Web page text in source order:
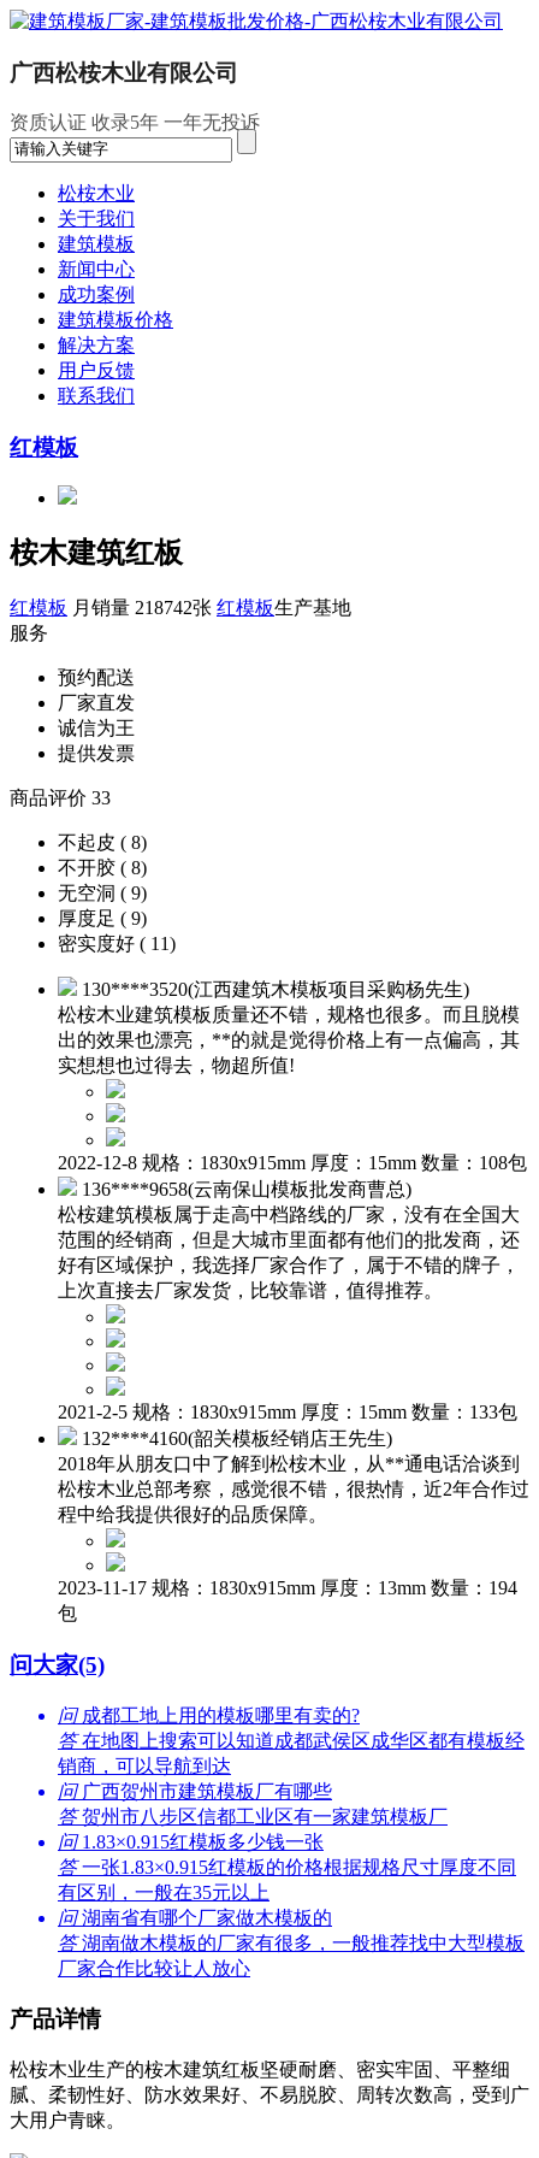
广西松桉木业有限公司
资质认证 收录5年 一年无投诉
松桉木业
关于我们
建筑模板
新闻中心
成功案例
建筑模板价格
解决方案
用户反馈
联系我们
红模板
桉木建筑红板
红模板 月销量 218742张 红模板生产基地
服务
预约配送
厂家直发
诚信为王
提供发票
商品评价 33
不起皮 ( 8)
不开胶 ( 8)
无空洞 ( 9)
厚度足 ( 9)
密实度好 ( 11)
130****3520(江西建筑木模板项目采购杨先生)
松桉木业建筑模板质量还不错，规格也很多。而且脱模
出的效果也漂亮，**的就是觉得价格上有一点偏高，其
实想想也过得去，物超所值!
2022-12-8 规格：1830x915mm 厚度：15mm 数量：108包
136****9658(云南保山模板批发商曹总)
松桉建筑模板属于走高中档路线的厂家，没有在全国大
范围的经销商，但是大城市里面都有他们的批发商，还
好有区域保护，我选择厂家合作了，属于不错的牌子，
上次直接去厂家发货，比较靠谱，值得推荐。
2021-2-5 规格：1830x915mm 厚度：15mm 数量：133包
132****4160(韶关模板经销店王先生)
2018年从朋友口中了解到松桉木业，从**通电话洽谈到
松桉木业总部考察，感觉很不错，很热情，近2年合作过
程中给我提供很好的品质保障。
2023-11-17 规格：1830x915mm 厚度：13mm 数量：194
包
问大家(5)
问 成都工地上用的模板哪里有卖的?
答 在地图上搜索可以知道成都武侯区成华区都有模板经
销商，可以导航到达
问 广西贺州市建筑模板厂有哪些
答 贺州市八步区信都工业区有一家建筑模板厂
问 1.83×0.915红模板多少钱一张
答 一张1.83×0.915红模板的价格根据规格尺寸厚度不同
有区别，一般在35元以上
问 湖南省有哪个厂家做木模板的
答 湖南做木模板的厂家有很多，一般推荐找中大型模板
厂家合作比较让人放心
产品详情
松桉木业生产的桉木建筑红板坚硬耐磨、密实牢固、平整细
腻、柔韧性好、防水效果好、不易脱胶、周转次数高，受到广
大用户青睐。